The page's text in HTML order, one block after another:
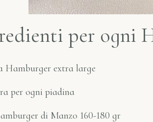
per ogni
Hamburger extra large
per ogni piadina
di Manzo 160-180 gr